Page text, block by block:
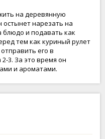
на деревянную
остынет нарезать на
и подавать как
тем как куриный рулет
его в
3. За это время он
и ароматами.